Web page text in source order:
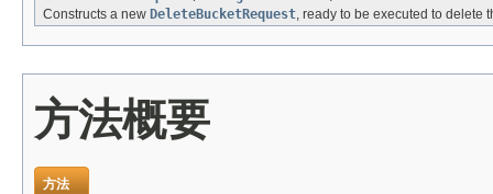
Constructs a new DeleteBucketRequest, ready to be executed to delete
方法概要
方法